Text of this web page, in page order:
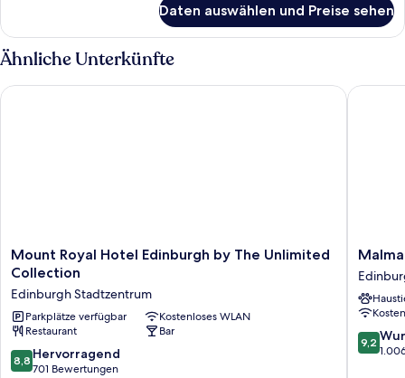
Dreibettzimmer,
3 Einzelbetten
Daten auswählen und Preise sehen
Ähnliche Unterkünfte
Mount
Royal
Edinburgh
by
The
Unlimited
Collection
Mount Royal Hotel Edinburgh by The Unlimited
Collection
Edinburgh Stadtzentrum
Parkplätze verfügbar
Kostenloses WLAN
Restaurant
Bar
8.8
von
8,8 Hervorragend
701 Bewertungen
Mount Royal Hotel Edinburgh by The Unlimited Collection
City
9.2
von
9,2